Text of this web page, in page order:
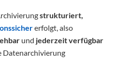
strukturiert,
erfolgt, also
und jederzeit verfügbar
Datenarchivierung